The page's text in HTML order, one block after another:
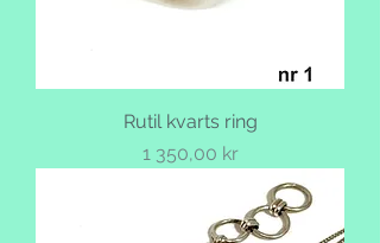
Rutil kvarts ring
Pris
1 350,00 kr